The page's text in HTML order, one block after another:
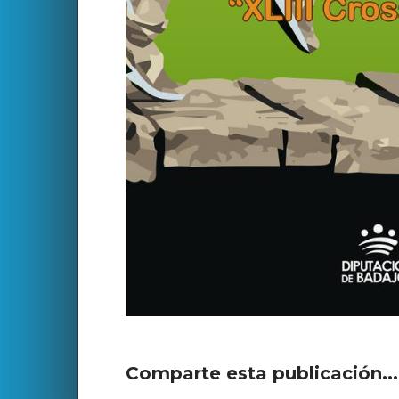
Comparte esta